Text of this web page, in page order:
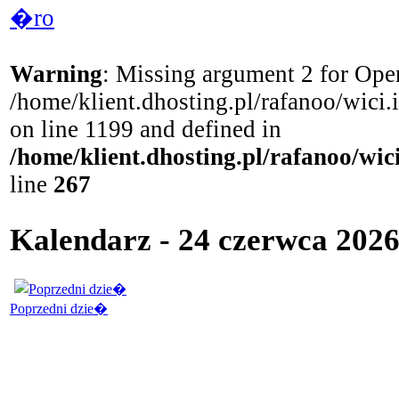
�ro
Warning: Missing argument 2 for
/home/klient.dhosting.pl/rafanoo/
on line 1199 and defined in
/home/klient.dhosting.pl/rafanoo/
line 267
Kalendarz - 24 czerwca
Poprzedni dzie�